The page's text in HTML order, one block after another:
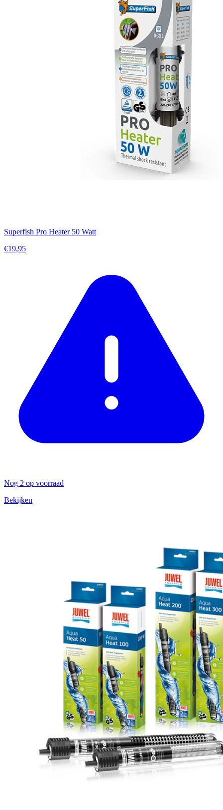
Superfish Pro Heater 50 Watt
€19,95
Nog 2 op voorraad
Bekijken